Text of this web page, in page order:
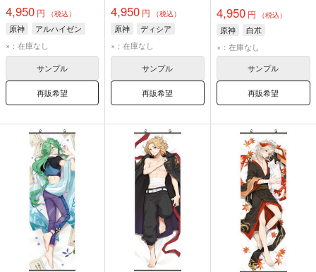
4,950 円 （税込）
原神
アルハイゼン
×：在庫なし
サンプル
再販希望
4,950 円 （税込）
原神
ディシア
×：在庫なし
サンプル
再販希望
4,950円 （税込）
原神
白朮
×：在庫なし
サンプル
再販希望